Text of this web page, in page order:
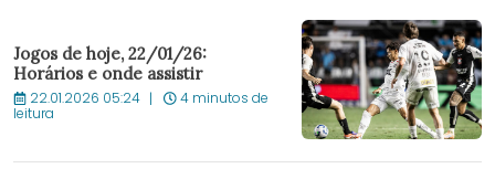
Jogos de hoje, 22/01/26:
Horários e onde assistir
22.01.2026 05:24 4 minutos de
leitura